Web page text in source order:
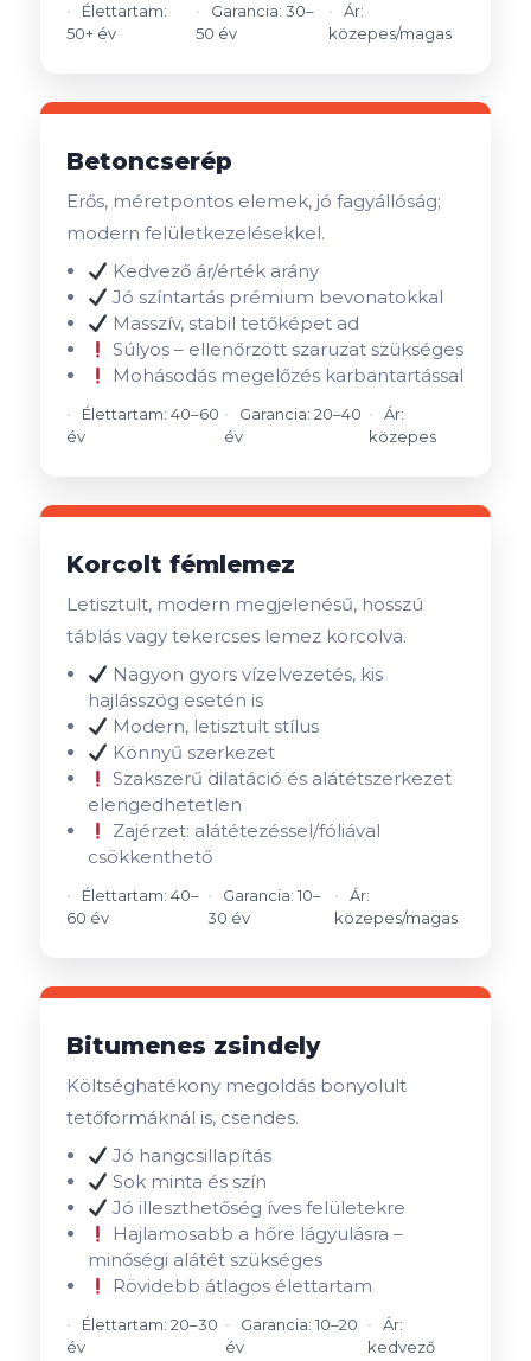
Élettartam:
50+ év
Garancia: 30–
50 év
Ár:
közepes/magas
Betoncserép
Erős, méretpontos elemek, jó fagyállóság;
modern felületkezelésekkel.
Kedvező ár/érték arány
Jó színtartás prémium bevonatokkal
Masszív, stabil tetőképet ad
Súlyos – ellenőrzött szaruzat szükséges
Mohásodás megelőzés karbantartással
Élettartam: 40–60
év
Garancia: 20–40
év
Ár:
közepes
Korcolt fémlemez
Letisztult, modern megjelenésű, hosszú
táblás vagy tekercses lemez korcolva.
Nagyon gyors vízelvezetés, kis
hajlásszög esetén is
Modern, letisztult stílus
Könnyű szerkezet
Szakszerű dilatáció és alátétszerkezet
elengedhetetlen
Zajérzet: alátétezéssel/fóliával
csökkenthető
Élettartam: 40–
60 év
Garancia: 10–
30 év
Ár:
közepes/magas
Bitumenes zsindely
Költséghatékony megoldás bonyolult
tetőformáknál is, csendes.
Jó hangcsillapítás
Sok minta és szín
Jó illeszthetőség íves felületekre
Hajlamosabb a hőre lágyulásra –
minőségi alátét szükséges
Rövidebb átlagos élettartam
Élettartam: 20–30
év
Garancia: 10–20
év
Ár:
kedvező